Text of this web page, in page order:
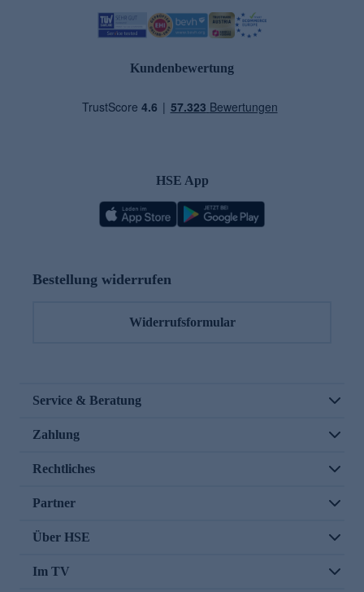
Kundenbewertung
HSE App
Bestellung widerrufen
Widerrufsformular
Service & Beratung
Zahlung
Rechtliches
Partner
Über HSE
Im TV